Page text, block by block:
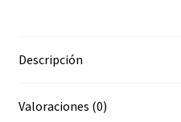
DIGITAL
Descripción
Valoraciones (0)